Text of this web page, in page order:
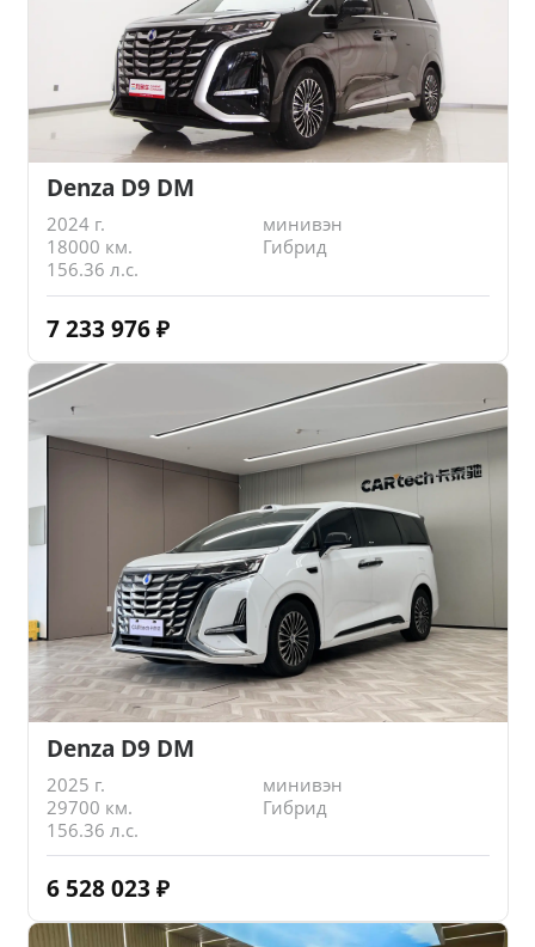
Denza D9 DM
2024 г.
минивэн
18000 км.
Гибрид
156.36 л.с.
7 233 976 ₽
Denza D9 DM
2025 г.
минивэн
29700 км.
Гибрид
156.36 л.с.
6 528 023 ₽